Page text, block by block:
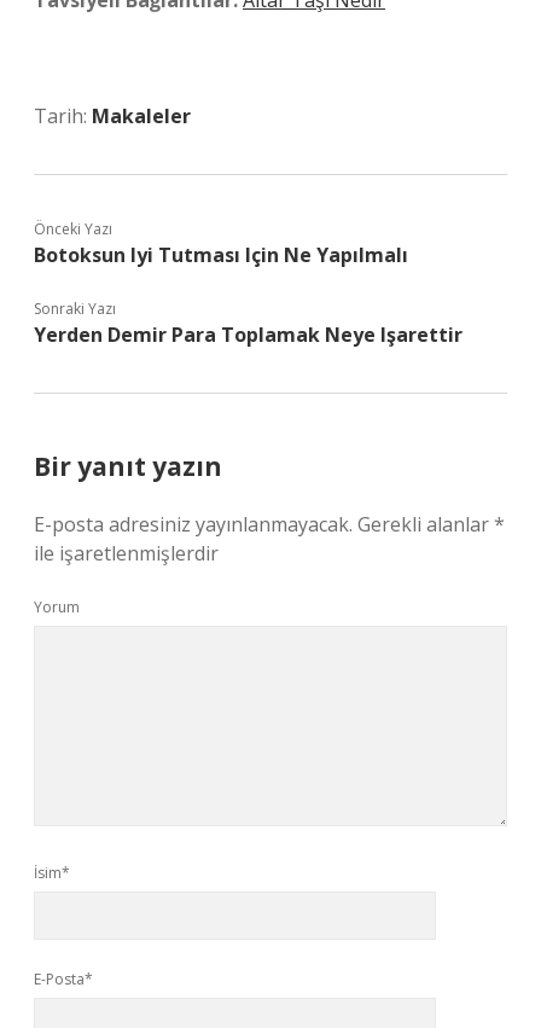
Tarih: Makaleler
Önceki Yazı
Botoksun Iyi Tutması Için Ne Yapılmalı
Sonraki Yazı
Yerden Demir Para Toplamak Neye Işarettir
Bir yanıt yazın
E-posta adresiniz yayınlanmayacak. Gerekli alanlar*
ile işaretlenmişlerdir
Yorum
İsim*
E-Posta*